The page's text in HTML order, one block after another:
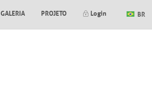
GALERIA PROJETO Login BR